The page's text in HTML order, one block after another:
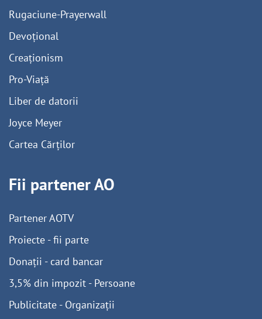
Rugaciune-Prayerwall
Devoțional
Creaționism
Pro-Viață
Liber de datorii
Joyce Meyer
Cartea Cărților
Fii partener AO
Partener AOTV
Proiecte - fii parte
Donații - card bancar
3,5% din impozit - Persoane
Publicitate - Organizații